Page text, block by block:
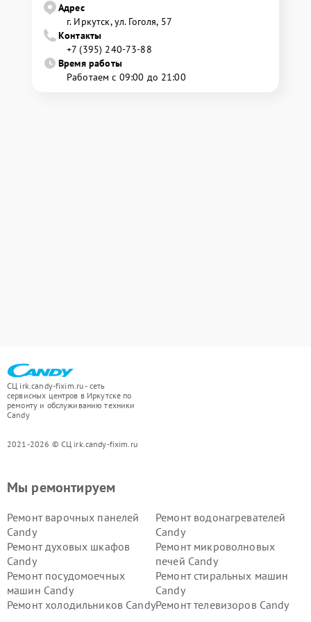
Адрес
г. Иркутск, ул. ​Гоголя, 57
Контакты
+7 (395) 240-73-88
Время работы
Работаем с 09:00 до 21:00
СЦ irk.candy-fixim.ru - сеть
сервисных центров в Иркутске по
ремонту и обслуживанию техники
Candy
2021-2026 © СЦ irk.candy-fixim.ru
Мы ремонтируем
Ремонт варочных панелей
Candy
Ремонт водонагревателей
Candy
Ремонт духовых шкафов
Candy
Ремонт микроволновых
печей Candy
Ремонт посудомоечных
машин Candy
Ремонт стиральных машин
Candy
Ремонт холодильников CandyРемонт телевизоров Candy